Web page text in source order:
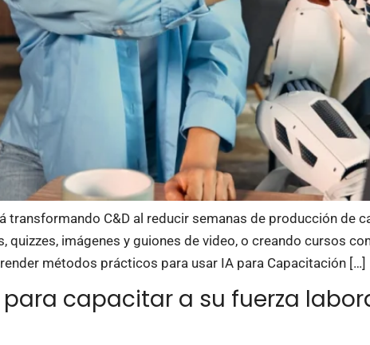
transformando C&D al reducir semanas de producción de
quizzes, imágenes y guiones de video, o creando cursos
métodos prácticos para usar IA para Capacitación […]
para capacitar a su fuerza